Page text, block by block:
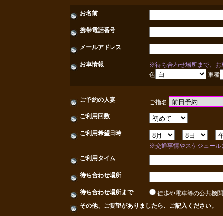
お名前
携帯電話番号
メールアドレス
お車情報
※待ち合わせ場所まで、お
色
車種
ご予約の人妻 ご指名
ご利用回数
ご利用希望日時
※交通事情やスケジュール
ご利用タイム
待ち合わせ場所
待ち合わせ場所まで
徒歩や電車等の公共
その他、ご要望がありましたら、ご記入ください。